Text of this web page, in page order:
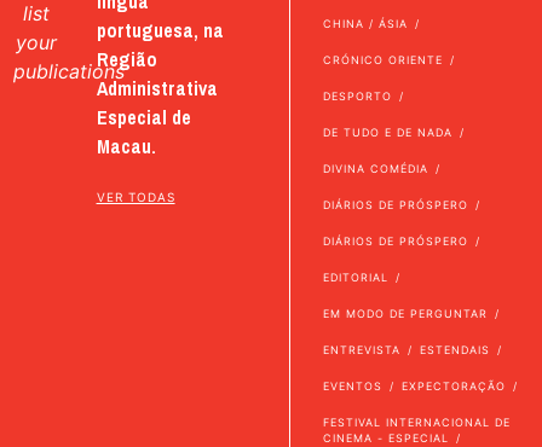
list
your
publications
portuguesa, na
Região
Administrativa
Especial de
Macau.
VER TODAS
CHINA / ÁSIA
CRÓNICO ORIENTE
DESPORTO
DE TUDO E DE NADA
DIVINA COMÉDIA
DIÁRIOS DE PRÓSPERO
DIÁRIOS DE PRÓSPERO
EDITORIAL
EM MODO DE PERGUNTAR
ENTREVISTA ESTENDAIS
EVENTOS EXPECTORAÇÃO
FESTIVAL INTERNACIONAL DE
CINEMA - ESPECIAL